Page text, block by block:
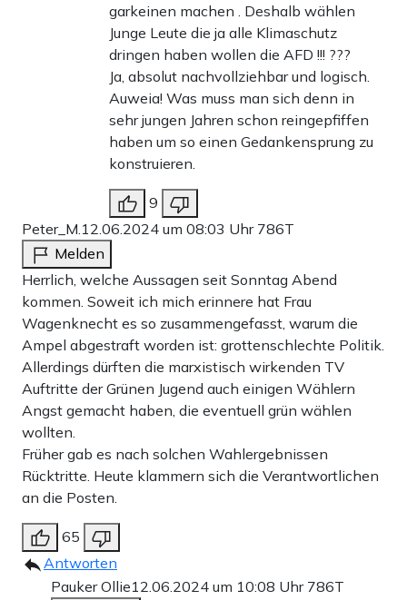
garkeinen machen . Deshalb wählen
Junge Leute die ja alle Klimaschutz
dringen haben wollen die AFD !!! ???
Ja, absolut nachvollziehbar und logisch.
Auweia! Was muss man sich denn in
sehr jungen Jahren schon reingepfiffen
haben um so einen Gedankensprung zu
konstruieren.
9
Peter_M.12.06.2024 um 08:03 Uhr 786T
Melden
Herrlich, welche Aussagen seit Sonntag Abend
kommen. Soweit ich mich erinnere hat Frau
Wagenknecht es so zusammengefasst, warum die
Ampel abgestraft worden ist: grottenschlechte Politik.
Allerdings dürften die marxistisch wirkenden TV
Auftritte der Grünen Jugend auch einigen Wählern
Angst gemacht haben, die eventuell grün wählen
wollten.
Früher gab es nach solchen Wahlergebnissen
Rücktritte. Heute klammern sich die Verantwortlichen
an die Posten.
65
Antworten
Pauker Ollie12.06.2024 um 10:08 Uhr 786T